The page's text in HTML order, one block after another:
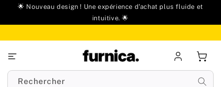
🌟 Nouveau design ! Une expérience d'achat plus fluide et
intuitive. 🌟
connecter
Rechercher